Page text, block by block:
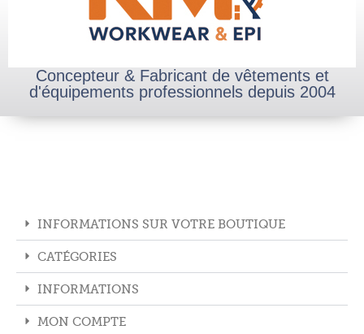
Concepteur & Fabricant de vêtements et
d'équipements professionnels depuis 2004
INFORMATIONS SUR VOTRE BOUTIQUE
CATÉGORIES
INFORMATIONS
MON COMPTE